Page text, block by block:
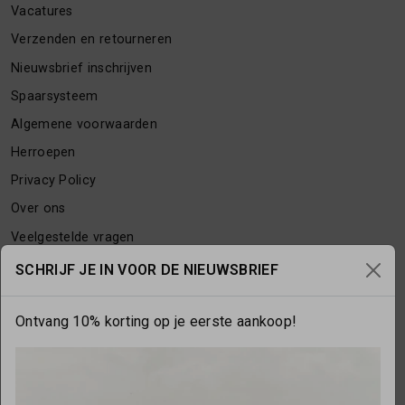
Vacatures
Verzenden en retourneren
Nieuwsbrief inschrijven
Spaarsysteem
Algemene voorwaarden
Herroepen
Privacy Policy
Over ons
Veelgestelde vragen
Contact
OPENINGSTIJDEN
SCHRIJF JE IN VOOR DE NIEUWSBRIEF
Ontvang 10% korting op je eerste aankoop!